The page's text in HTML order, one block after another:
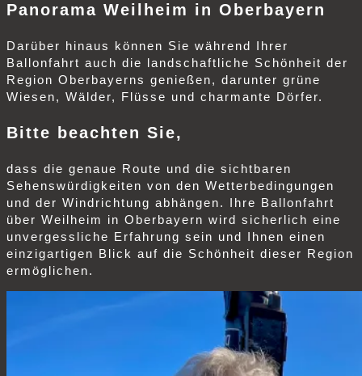
Panorama Weilheim in Oberbayern
Darüber hinaus können Sie während Ihrer
Ballonfahrt auch die landschaftliche Schönheit der
Region Oberbayerns genießen, darunter grüne
Wiesen, Wälder, Flüsse und charmante Dörfer.
Bitte beachten Sie,
dass die genaue Route und die sichtbaren
Sehenswürdigkeiten von den Wetterbedingungen
und der Windrichtung abhängen. Ihre Ballonfahrt
über Weilheim in Oberbayern wird sicherlich eine
unvergessliche Erfahrung sein und Ihnen einen
einzigartigen Blick auf die Schönheit dieser Region
ermöglichen.